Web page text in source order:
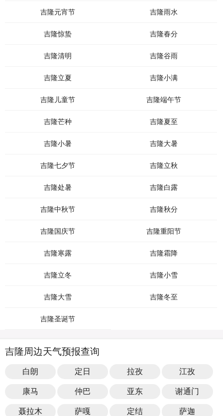
吉隆元宵节 吉隆雨水
吉隆惊蛰 吉隆春分
吉隆清明 吉隆谷雨
吉隆立夏 吉隆小满
吉隆儿童节 吉隆端午节
吉隆芒种 吉隆夏至
吉隆小暑 吉隆大暑
吉隆七夕节 吉隆立秋
吉隆处暑 吉隆白露
吉隆中秋节 吉隆秋分
吉隆国庆节 吉隆重阳节
吉隆寒露 吉隆霜降
吉隆立冬 吉隆小雪
吉隆大雪 吉隆冬至
吉隆圣诞节
吉隆周边天气预报查询
白朗 定日 拉孜 江孜
康马 仲巴 亚东 谢通门
聂拉木 萨嘎 定结 萨迦